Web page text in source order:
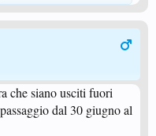
che siano usciti fuori
dal 30 giugno al